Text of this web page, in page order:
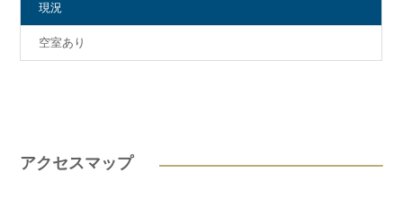
現況
空室あり
アクセスマップ